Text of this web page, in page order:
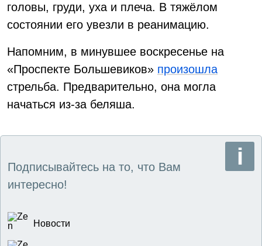
головы, груди, уха и плеча. В тяжёлом
состоянии его увезли в реанимацию.
Напомним, в минувшее воскресенье на
«Проспекте Большевиков» произошла
стрельба. Предварительно, она могла
начаться из-за беляша.
Подписывайтесь на то, что Вам
интересно!
Новости